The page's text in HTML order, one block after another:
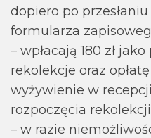
dopiero po
formularza
– wpłacają 180 zł
rekolekcje oraz
wyżywienie w
rozpoczęcia rekolekcji
– w razie